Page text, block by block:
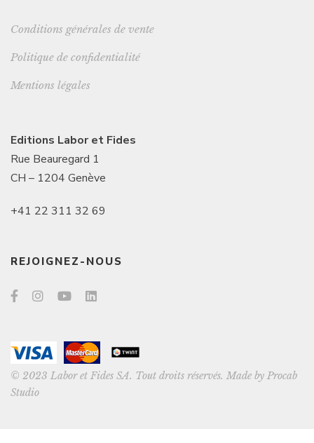
Conditions générales de vente
Politique de confidentialité
Mentions légales
Editions Labor et Fides
Rue Beauregard 1
CH – 1204 Genève
+41 22 311 32 69
REJOIGNEZ-NOUS
© 2023 Labor et Fides SA. Tout droits réservés. Made by Procab
Studio